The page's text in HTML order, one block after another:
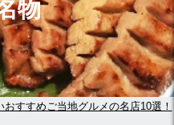
物
すすめご当地グルメの名店10選！